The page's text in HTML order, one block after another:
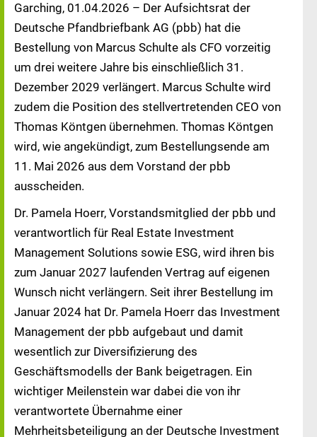
Garching, 01.04.2026 – Der Aufsichtsrat der
Deutsche Pfandbriefbank AG (pbb) hat die
Bestellung von Marcus Schulte als CFO vorzeitig
um drei weitere Jahre bis einschließlich 31.
Dezember 2029 verlängert. Marcus Schulte wird
zudem die Position des stellvertretenden CEO von
Thomas Köntgen übernehmen. Thomas Köntgen
wird, wie angekündigt, zum Bestellungsende am
11. Mai 2026 aus dem Vorstand der pbb
ausscheiden.
Dr. Pamela Hoerr, Vorstandsmitglied der pbb und
verantwortlich für Real Estate Investment
Management Solutions sowie ESG, wird ihren bis
zum Januar 2027 laufenden Vertrag auf eigenen
Wunsch nicht verlängern. Seit ihrer Bestellung im
Januar 2024 hat Dr. Pamela Hoerr das Investment
Management der pbb aufgebaut und damit
wesentlich zur Diversifizierung des
Geschäftsmodells der Bank beigetragen. Ein
wichtiger Meilenstein war dabei die von ihr
verantwortete Übernahme einer
Mehrheitsbeteiligung an der Deutsche Investment